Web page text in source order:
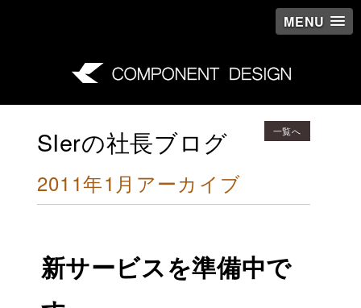
MENU
SIerの社長ブログ 一覧へ
2011年1月アーカイブ
新サービスを準備中で